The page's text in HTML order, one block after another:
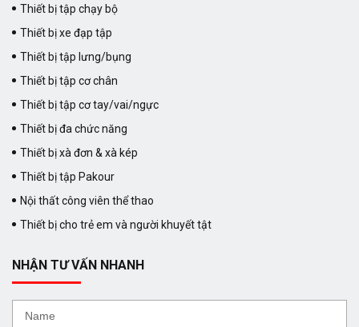
Thiết bị tập chạy bộ
Thiết bị xe đạp tập
Thiết bị tập lưng/bụng
Thiết bị tập cơ chân
Thiết bị tập cơ tay/vai/ngực
Thiết bị đa chức năng
Thiết bị xà đơn & xà kép
Thiết bị tập Pakour
Nội thất công viên thể thao
Thiết bị cho trẻ em và người khuyết tật
NHẬN TƯ VẤN NHANH